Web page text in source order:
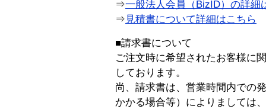
⇒一般法人会員（BizID）の詳細
⇒ 見積書について詳細はこちら
■請求書について
ご注文時に希望されたお客様に
しております。
尚、請求書は、営業時間内での
かかる場合等）によりましては